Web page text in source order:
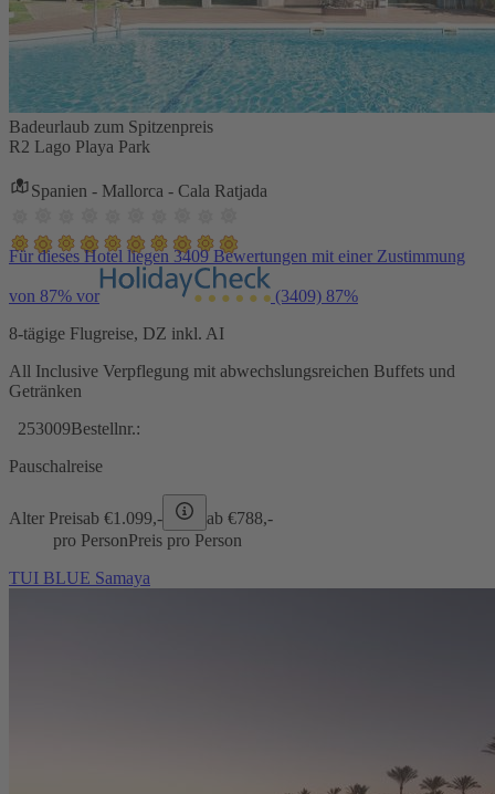
Badeurlaub zum Spitzenpreis
R2 Lago Playa Park
Spanien - Mallorca - Cala Ratjada
Für dieses Hotel liegen 3409 Bewertungen mit einer Zustimmung
von 87% vor (3409) 87%
8-tägige Flugreise, DZ inkl. AI
All Inclusive Verpflegung mit abwechslungsreichen Buffets und
Getränken
253009Bestellnr.:
Pauschalreise
Alter Preisab €1.099,- ab €788,-
pro PersonPreis pro Person
TUI BLUE Samaya